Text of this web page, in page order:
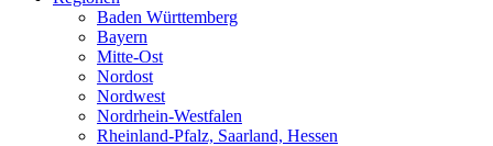
Baden Württemberg
Bayern
Mitte-Ost
Nordost
Nordwest
Nordrhein-Westfalen
Rheinland-Pfalz, Saarland, Hessen